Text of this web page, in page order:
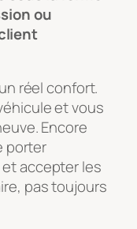
ou
réel confort.
et vous
Encore
porter
accepter les
pas toujours